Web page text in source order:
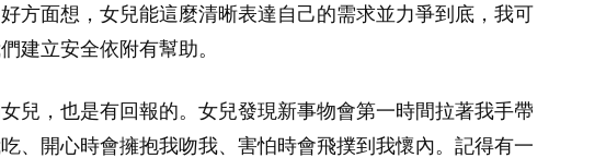
方面想，女兒能這麼清晰表達自己的需求並力爭到底，我可
建立安全依附有幫助。
兒，也是有回報的。女兒發現新事物會第一時間拉著我手帶
、開心時會擁抱我吻我、害怕時會飛撲到我懷內。記得有一